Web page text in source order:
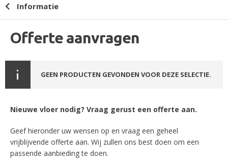
opzoek?Informatie
Offerte aanvragen
GEEN PRODUCTEN GEVONDEN VOOR DEZE SELECTIE.
Nieuwe vloer nodig? Vraag gerust een offerte aan.
Geef hieronder uw wensen op en vraag een geheel
vrijblijvende offerte aan. Wij zullen ons best doen om een
passende aanbieding te doen.